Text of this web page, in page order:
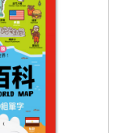
程說明』